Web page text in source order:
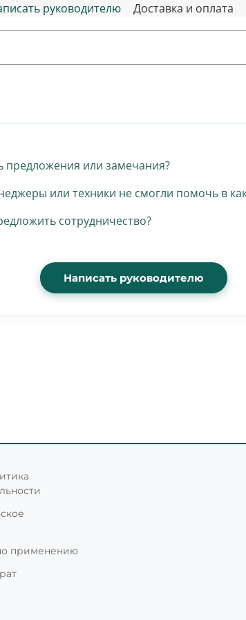
руководителю Доставка и оплата
предложения или замечания?
или техники не смогли помочь в
сотрудничество?
Написать руководителю
применению